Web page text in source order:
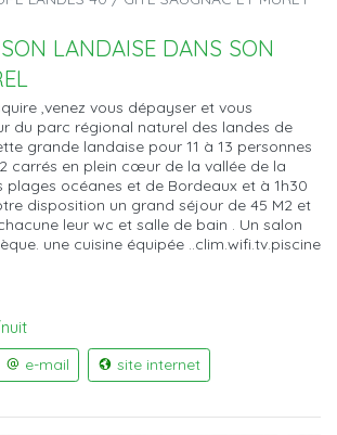
LANDAISE DANS SON
,venez vous dépayser et vous
du parc régional naturel des landes de
grande landaise pour 11 à 13 personnes
carrés en plein cœur de la vallée de la
plages océanes et de Bordeaux et à 1h30
disposition un grand séjour de 45 M2 et
leur wc et salle de bain . Un salon
une cuisine équipée ..clim.wifi.tv.piscine
e-mail site internet